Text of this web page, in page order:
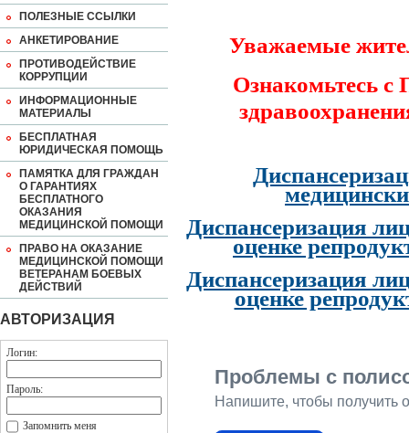
ПОЛЕЗНЫЕ ССЫЛКИ
АНКЕТИРОВАНИЕ
ПРОТИВОДЕЙСТВИЕ
КОРРУПЦИИ
ИНФОРМАЦИОННЫЕ
МАТЕРИАЛЫ
БЕСПЛАТНАЯ
ЮРИДИЧЕСКАЯ ПОМОЩЬ
ПАМЯТКА ДЛЯ ГРАЖДАН
О ГАРАНТИЯХ
БЕСПЛАТНОГО
ОКАЗАНИЯ
МЕДИЦИНСКОЙ ПОМОЩИ
ПРАВО НА ОКАЗАНИЕ
МЕДИЦИНСКОЙ ПОМОЩИ
ВЕТЕРАНАМ БОЕВЫХ
ДЕЙСТВИЙ
АВТОРИЗАЦИЯ
Логин:
Пароль:
Запомнить меня
Уважаемые
Ознакомьтесь
Диспансеризация
оценке
Диспансеризация
оценке
Проблемы с
Напишите, чтобы получить